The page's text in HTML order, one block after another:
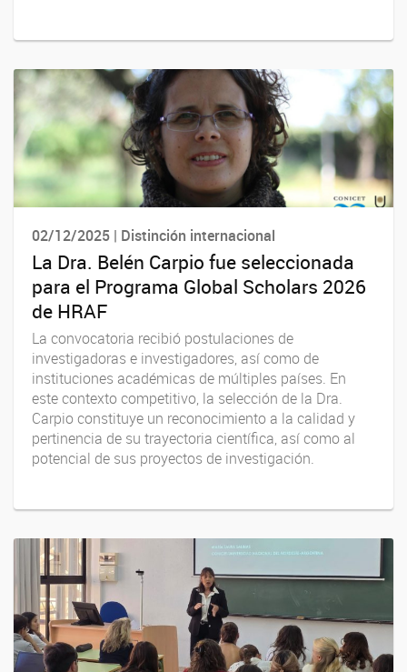
02/12/2025 | Distinción internacional
La Dra. Belén Carpio fue seleccionada
para el Programa Global Scholars 2026
de HRAF
La convocatoria recibió postulaciones de
investigadoras e investigadores, así como de
instituciones académicas de múltiples países. En
este contexto competitivo, la selección de la Dra.
Carpio constituye un reconocimiento a la calidad y
pertinencia de su trayectoria científica, así como al
potencial de sus proyectos de investigación.